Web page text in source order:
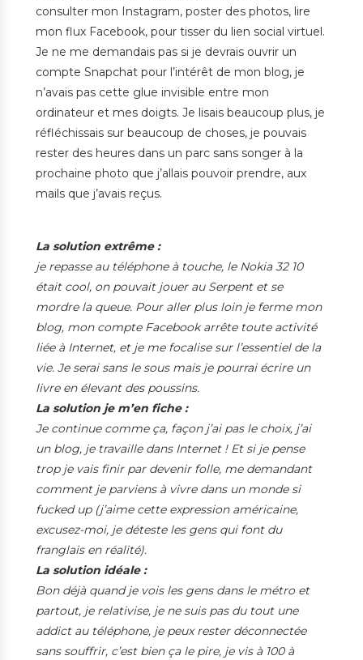
consulter mon Instagram, poster des photos, lire
mon flux Facebook, pour tisser du lien social virtuel.
Je ne me demandais pas si je devrais ouvrir un
compte Snapchat pour l’intérêt de mon blog, je
n’avais pas cette glue invisible entre mon
ordinateur et mes doigts. Je lisais beaucoup plus, je
réfléchissais sur beaucoup de choses, je pouvais
rester des heures dans un parc sans songer à la
prochaine photo que j’allais pouvoir prendre, aux
mails que j’avais reçus.
La solution extrême :
je repasse au téléphone à touche, le Nokia 32 10
était cool, on pouvait jouer au Serpent et se
mordre la queue. Pour aller plus loin je ferme mon
blog, mon compte Facebook arrête toute activité
liée à Internet, et je me focalise sur l’essentiel de la
vie. Je serai sans le sous mais je pourrai écrire un
livre en élevant des poussins.
La solution je m’en fiche :
Je continue comme ça, façon j’ai pas le choix, j’ai
un blog, je travaille dans Internet ! Et si je pense
trop je vais finir par devenir folle, me demandant
comment je parviens à vivre dans un monde si
fucked up (j’aime cette expression américaine,
excusez-moi, je déteste les gens qui font du
franglais en réalité).
La solution idéale :
Bon déjà quand je vois les gens dans le métro et
partout, je relativise, je ne suis pas du tout une
addict au téléphone, je peux rester déconnectée
sans souffrir, c’est bien ça le pire, je vis à 100 à